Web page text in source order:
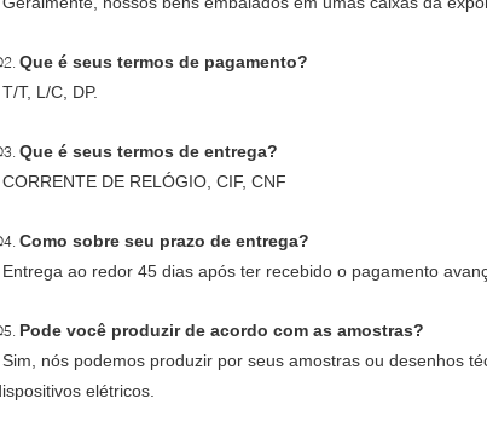
Que é seus termos de pagamento?
T, L/C, DP.
Que é seus termos de entrega?
DE RELÓGIO, CIF, CNF
Como sobre seu prazo de entrega?
ao redor 45 dias após ter recebido o pagamento
Pode você produzir de acordo com as amostras?
nós podemos produzir por seus amostras ou desenhos
elétricos.